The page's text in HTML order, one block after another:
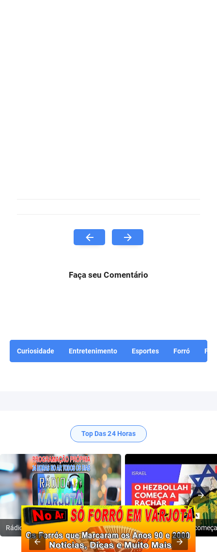
Faça seu Comentário
Curiosidade Entretenimento Esportes Forró
Top Das 24 Horas
Rádio Varjota: ((( Escute AQUI ))) | Conheça a Nossa Programação